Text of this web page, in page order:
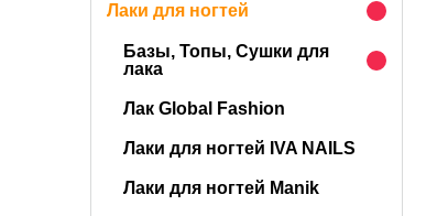
Лаки для ногтей
Базы, Топы, Сушки для
лака
Лак Global Fashion
Лаки для ногтей IVA NAILS
Лаки для ногтей Manik